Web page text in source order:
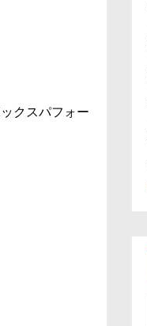
クスパフォー